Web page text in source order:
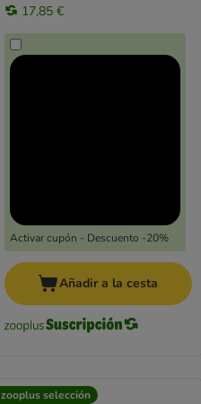
17,85 €
Activar cupón - Descuento -20%
Añadir a la cesta
zooplus selección